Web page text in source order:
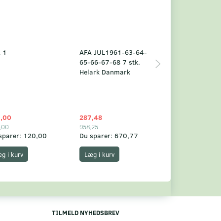
1
120,00
i kurv
AFA JUL1961-63-64-
65-66-67-68 7 stk.
Helark Danmark
287,48
958,25
Du sparer: 670,77
Læg i kurv
TILMELD NYHEDSBREV